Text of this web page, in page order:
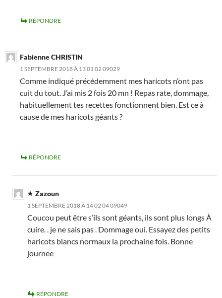
RÉPONDRE
Fabienne CHRISTIN
1 SEPTEMBRE 2018 À 13 01 02 09029
Comme indiqué précédemment mes haricots n’ont pas
cuit du tout. J’ai mis 2 fois 20 mn ! Repas rate, dommage,
habituellement tes recettes fonctionnent bien. Est ce à
cause de mes haricots géants ?
RÉPONDRE
Zazoun
1 SEPTEMBRE 2018 À 14 02 04 09049
Coucou peut être s’ils sont géants, ils sont plus longs À
cuire. . je ne sais pas . Dommage oui. Essayez des petits
haricots blancs normaux la prochaine fois. Bonne
journee
RÉPONDRE